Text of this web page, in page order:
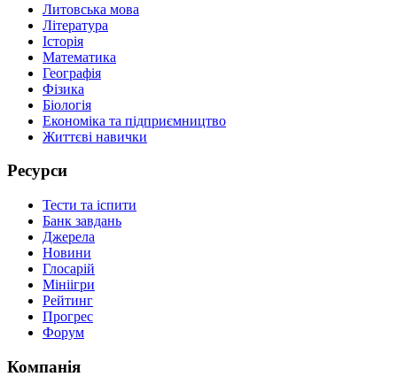
Литовська мова
Література
Історія
Математика
Географія
Фізика
Біологія
Економіка та підприємництво
Життєві навички
Ресурси
Тести та іспити
Банк завдань
Джерела
Новини
Глосарій
Мініігри
Рейтинг
Прогрес
Форум
Компанія